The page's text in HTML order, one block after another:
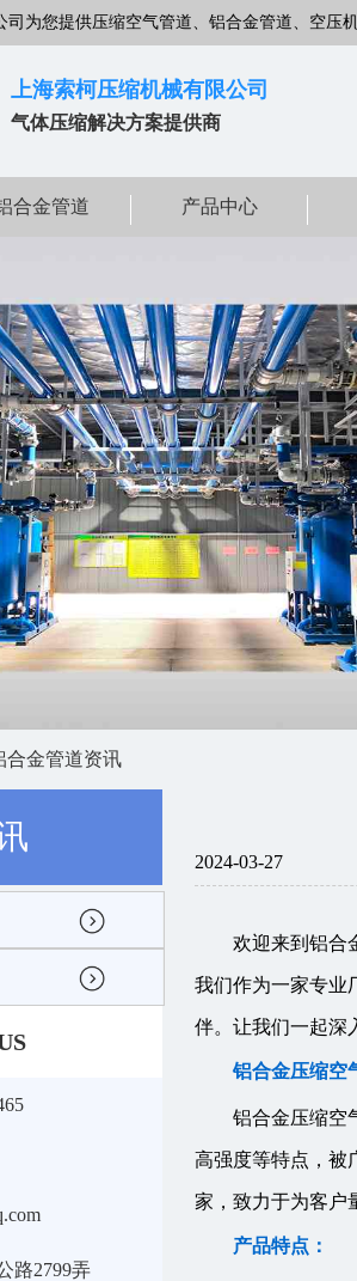
司为您提供压缩空气管道、铝合金管道、空压
上海索柯压缩机械有限公司
气体压缩解决方案提供商
合金管道 产品中心
合金管道资讯
路2799弄
2024-03-27
欢迎来到铝合
我们作为一家专业
伴。让我们一起深
铝合金压缩空
铝合金压缩空
高强度等特点，被
家，致力于为客户
产品特点：